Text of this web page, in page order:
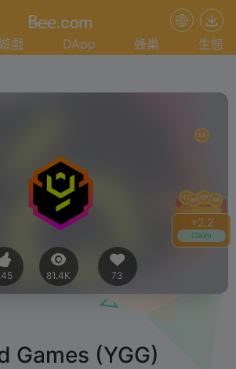
+2.4
Claim
戲 DApp 蜂巢 生態
81.4K 73
Games (YGG)